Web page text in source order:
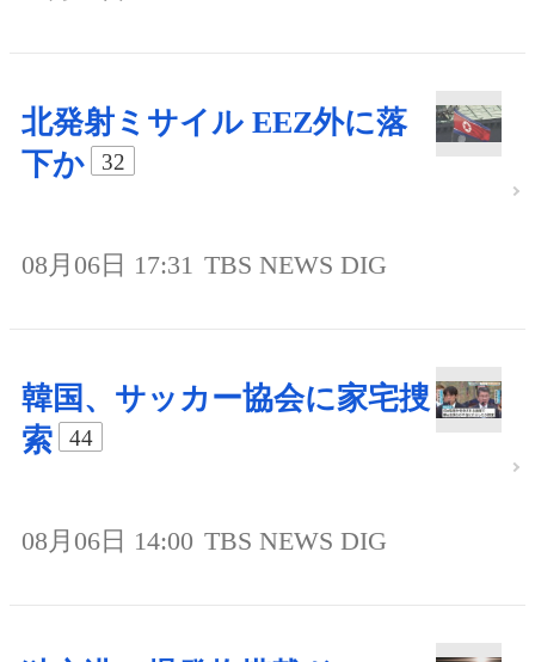
北発射ミサイル EEZ外に落
下か
32
08月06日 17:31 TBS NEWS DIG
韓国、サッカー協会に家宅捜
索
44
08月06日 14:00 TBS NEWS DIG